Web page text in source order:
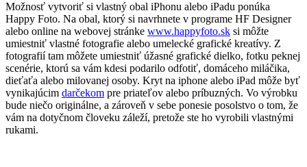
Možnosť vytvoriť si vlastný obal iPhonu alebo iPadu ponúka
Happy Foto. Na obal, ktorý si navrhnete v programe HF Designer
alebo online na webovej stránke www.happyfoto.sk si môžte
umiestniť vlastné fotografie alebo umelecké grafické kreatívy. Z
fotografií tam môžete umiestniť úžasné grafické dielko, fotku peknej
scenérie, ktorú sa vám kdesi podarilo odfotiť, domáceho miláčika,
dieťaťa alebo milovanej osoby. Kryt na iphone alebo iPad môže byť
vynikajúcim darčekom pre priateľov alebo príbuzných. Vo výrobku
bude niečo originálne, a zároveň v sebe ponesie posolstvo o tom, že
vám na dotyčnom človeku záleží, pretože ste ho vyrobili vlastnými
rukami.